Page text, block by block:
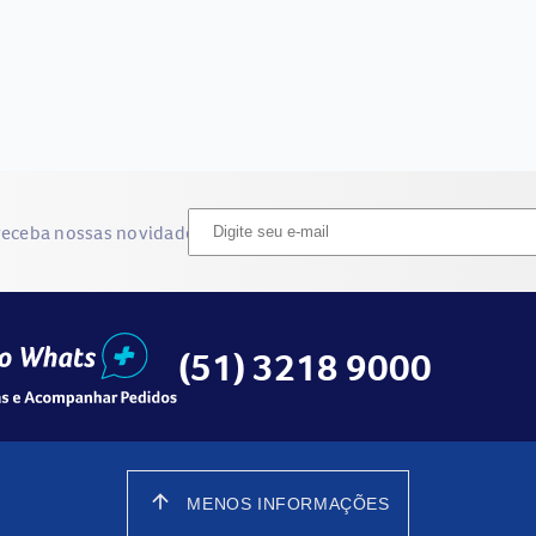
nossas novidades
(51) 3218 9000
arrow_upward MENOS INFORMAÇÕES